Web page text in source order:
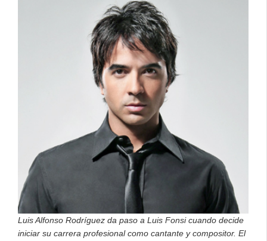
Luis Alfonso Rodríguez da paso a Luis Fonsi cuando decide
iniciar su carrera profesional como cantante y compositor. El